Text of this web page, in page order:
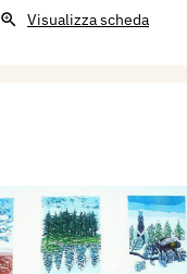
delle Cappuccine di
(VC), con il
Visualizza scheda